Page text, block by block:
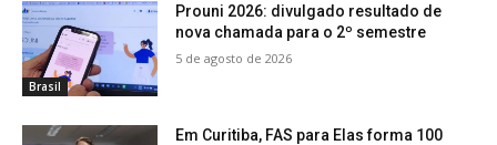
Brasil
Prouni 2026: divulgado resultado de
nova chamada para o 2º semestre
5 de agosto de 2026
Em Curitiba, FAS para Elas forma 100